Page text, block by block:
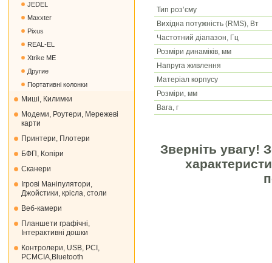
JEDEL
Maxxter
Pixus
REAL-EL
Xtrike ME
Другие
Портативні колонки
Миші, Килимки
Модеми, Роутери, Мережеві
карти
Принтери, Плотери
БФП, Копіри
Сканери
Ігрові Маніпулятори,
Джойстики, крісла, столи
Веб-камери
Планшети графічні,
Інтерактивні дошки
Контролери, USB, PCI,
PCMCIA,Bluetooth
Тип роз’єму
Вихідна потужність (RMS), Вт
Частотний діапазон, Гц
Розміри динаміків, мм
Напруга живлення
Матеріал корпусу
Розміри, мм
Вага, г
Зверніть увагу!